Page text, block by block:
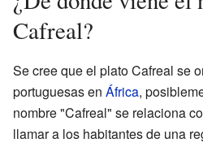
Cafreal?
Se cree que el plato Cafreal se
portuguesas en África,
nombre "Cafreal" se relaciona
llamar a los habitantes de una